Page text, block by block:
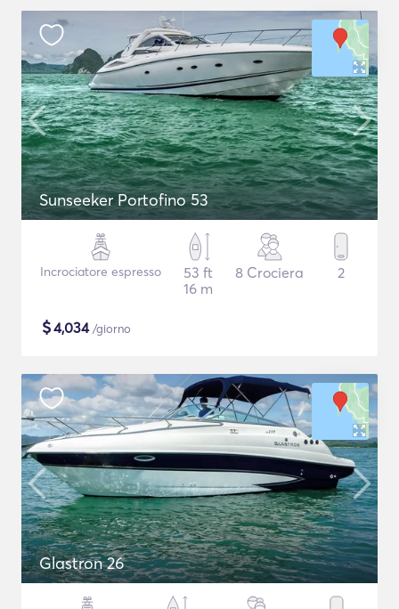
Sunseeker Portofino 53
Incrociatore espresso
53 ft
16 m
8 Crociera 2
$4,034/giorno
Glastron 26